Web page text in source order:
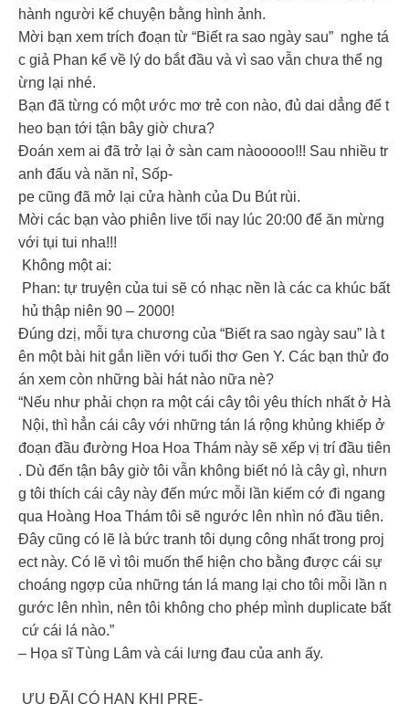
hành người kể chuyện bằng hình ảnh.
Mời bạn xem trích đoạn từ “Biết ra sao ngày sau” nghe tá
c giả Phan kể về lý do bắt đầu và vì sao vẫn chưa thể ng
ừng lại nhé.
Bạn đã từng có một ước mơ trẻ con nào, đủ dai dẳng để t
heo bạn tới tận bây giờ chưa?
Đoán xem ai đã trở lại ở sàn cam nàooooo!!! Sau nhiều tr
anh đấu và năn nỉ, Sốp-
pe cũng đã mở lại cửa hành của Du Bút rùi.
Mời các bạn vào phiên live tối nay lúc 20:00 để ăn mừng
với tụi tui nha!!!
Không một ai:
Phan: tự truyện của tui sẽ có nhạc nền là các ca khúc bất
hủ thập niên 90 – 2000!
Đúng dzị, mỗi tựa chương của “Biết ra sao ngày sau” là t
ên một bài hit gắn liền với tuổi thơ Gen Y. Các bạn thử đo
án xem còn những bài hát nào nữa nè?
“Nếu như phải chọn ra một cái cây tôi yêu thích nhất ở Hà
Nội, thì hẳn cái cây với những tán lá rộng khủng khiếp ở
đoạn đầu đường Hoa Hoa Thám này sẽ xếp vị trí đầu tiên
. Dù đến tận bây giờ tôi vẫn không biết nó là cây gì, nhưn
g tôi thích cái cây này đến mức mỗi lần kiếm cớ đi ngang
qua Hoàng Hoa Thám tôi sẽ ngước lên nhìn nó đầu tiên.
Đây cũng có lẽ là bức tranh tôi dụng công nhất trong proj
ect này. Có lẽ vì tôi muốn thể hiện cho bằng được cái sự
choáng ngợp của những tán lá mang lại cho tôi mỗi lần n
gước lên nhìn, nên tôi không cho phép mình duplicate bất
cứ cái lá nào.”
– Họa sĩ Tùng Lâm và cái lưng đau của anh ấy.
ƯU ĐÃI CÓ HẠN KHI PRE-